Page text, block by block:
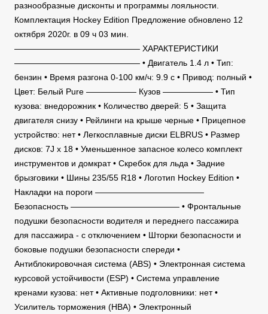
разнообразные дисконты и программы лояльности.
Комплектация Hockey Edition Предложение обновлено 12
октября 2020г. в 09 ч 03 мин.
——————————————— ХАРАКТЕРИСТИКИ
——————————————— • Двигатель 1.4 л • Тип:
бензин • Время разгона 0-100 км/ч: 9.9 c • Привод: полный •
Цвет: Белый Pure —————— Кузов —————— • Тип
кузова: внедорожник • Количество дверей: 5 • Защита
двигателя снизу • Рейлинги на крыше черные • Прицепное
устройство: нет • Легкосплавные диски ELBRUS • Размер
дисков: 7J x 18 • Уменьшенное запасное колесо комплект
инструментов и домкрат • Скребок для льда • Задние
брызговики • Шины 235/55 R18 • Логотип Hockey Edition •
Накладки на пороги —————————————
Безопасность ————————————— • Фронтальные
подушки безопасности водителя и переднего пассажира
для пассажира - с отключением • Шторки безопасности и
боковые подушки безопасности спереди •
Антиблокировочная система (ABS) • Электронная система
курсовой устойчивости (ESP) • Система управление
кренами кузова: нет • Активные подголовники: нет •
Усилитель торможения (HBA) • Электронный